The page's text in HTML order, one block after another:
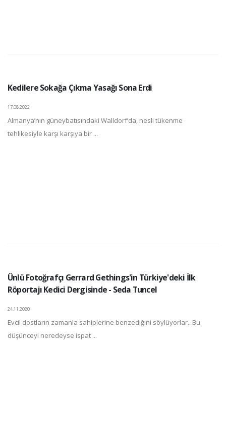
Kedilere Sokağa Çıkma Yasağı Sona Erdi
17.08.2022
Almanya’nın güneybatısındaki Walldorf’da, nesli tükenme
tehlikesiyle karşı karşıya bir ...
Ünlü Fotoğrafçı Gerrard Gethings'in Türkiye'deki İlk
Röportajı Kedici Dergisinde - Seda Tuncel
24.11.2020
Evcil dostların zamanla sahiplerine benzediğini söylüyorlar.. Bu
düşünceyi neredeyse ispat ...